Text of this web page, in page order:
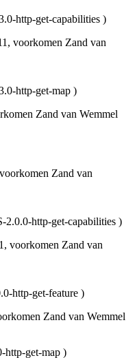
http-get-capabilities )
voorkomen Zand van
http-get-map )
Zand van Wemmel
Zand van
2.0.0-http-get-capabilities )
voorkomen Zand van
http-get-feature )
Zand van Wemmel
get-map )